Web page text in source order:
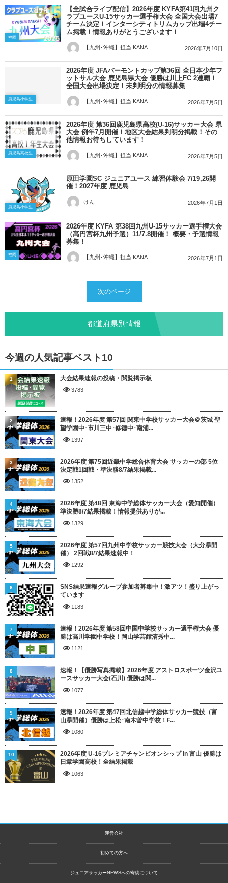
福岡
【全試合ライブ配信】2026年度 KYFA第41回九州ク
ラブユースU-15サッカー選手権大会 全国大会出場7
チーム決定！インターシティトリムカップ出場4チー
ム掲載！情報ありがとうございます！
【九州･沖縄】担当 KANA 2026年7月10日
鹿児島小学生
2026年度 JFAバーモントカップ第36回 全日本少年フ
ットサル大会 鹿児島県大会 優勝は川上FC 2連覇！
全国大会出場決定！未判明分の情報募集
【九州･沖縄】担当 KANA 2026年7月5日
鹿児島高校生
2026年度 第36回鹿児島県高校(U-16)サッカー大会 県
大会 例年7月開催！地区大会結果判明分掲載！その
他情報お待ちしています！
【九州･沖縄】担当 KANA 2026年7月5日
鹿児島小学生
原田学園SC ジュニアユース 練習体験会 7/19,26開
催！2027年度 鹿児島
けん 2026年7月1日
福岡
2026年度 KYFA 第38回九州U-15サッカー選手権大会
（高円宮杯九州予選）11/7.8開催！ 概要・予選情報
募集！
【九州･沖縄】担当 KANA 2026年7月1日
次のページ
都道府県別情報
今週の人気記事ベスト10
大会結果速報の投稿・閲覧掲示板
3783
1
速報！2026年度 第57回 関東中学校サッカー大会＠茨城 聖
望学園中･市川三中･修徳中･南浦...
1397
2
2026年度 第75回近畿中学総合体育大会 サッカーの部 5位
決定戦1回戦・準決勝8/7結果掲載...
1352
3
2026年度 第48回 東海中学総体サッカー大会（愛知開催）
準決勝8/7結果掲載！情報提供ありが...
1329
4
2026年度 第57回九州中学校サッカー競技大会（大分県開
催） 2回戦8/7結果速報中！
1292
5
SNS結果速報グループ参加者募集中！激アツ！盛り上がっ
ています
1183
6
速報！2026年度 第58回中国中学校サッカー選手権大会 優
勝は高川学園中学校！岡山学芸館清秀中...
1121
7
速報！【優勝写真掲載】2026年度 アストロスポーツ金沢ユ
ースサッカー大会(石川) 優勝は関...
1077
8
速報！2026年度 第47回北信越中学総体サッカー競技（富
山県開催）優勝は上松･南木曽中学校！F...
1080
9
2026年度 U-16プレミアチャンピオンシップ in 富山 優勝は
日章学園高校！全結果掲載
1063
10
運営会社
初めての方へ
ジュニアサッカーNEWSへの寄稿について